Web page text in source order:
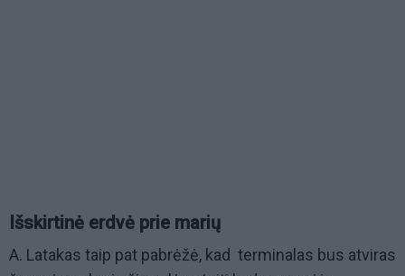
Išskirtinė erdvė prie marių
A. Latakas taip pat pabrėžė, kad terminalas bus atviras